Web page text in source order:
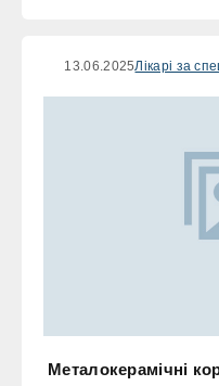
13.06.2025Лікарі за
Металокерамічні